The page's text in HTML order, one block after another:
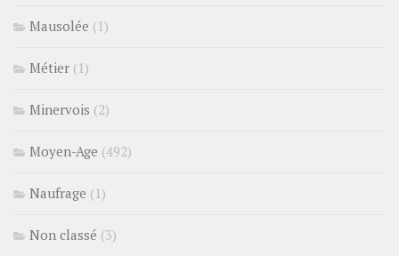
Mausolée (1)
Métier (1)
Minervois (2)
Moyen-Age (492)
Naufrage (1)
Non classé (3)